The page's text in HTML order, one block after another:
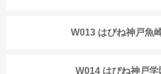
W013 はぴね神戸魚
W014 はぴね神戸学